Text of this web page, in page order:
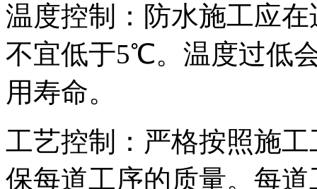
温度控制：防水施工应
不宜低于5℃。温度过低
用寿命。
工艺控制：严格按照施
保每道工序的质量。每